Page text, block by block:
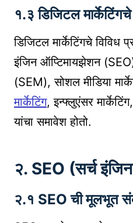
१.३ डिजिटल
डिजिटल मार्केटिंगचे विविध
इंजिन ऑप्टिमायझेशन
(SEM), सोशल मीडिया
मार्केटिंग, इन्फ्लुएंसर
यांचा समावेश होतो.
२. SEO (सर्च
२.१ SEO ची मूलभूत